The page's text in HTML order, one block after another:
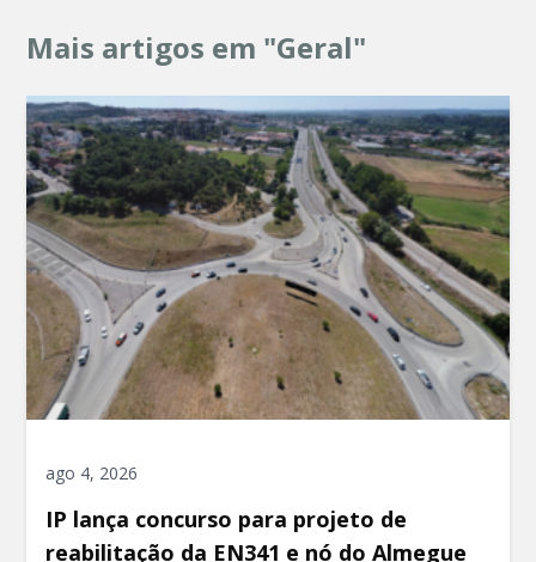
Mais artigos em "Geral"
ago 4, 2026
IP lança concurso para projeto de
reabilitação da EN341 e nó do Almegue